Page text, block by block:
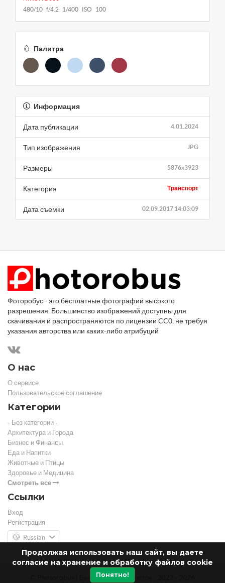
Продолжая использовать наш сайт, вы даете
согласие на хранение и обработку файлов cookie
Понятно!
480/10 f/4.2 1/400 ISO 100
Палитра
Информация
4.01.2024
Дата публикации
JPG
Тип изображения
5876x3923
Размеры
Транспорт
Категория
02.09.2017 14:03:09
Дата съемки
Фоторобус - это бесплатные фотографии высокого
разрешения. Большинство изображений доступны для
скачивания и распространяются по лицензии CC0, не требуя
указания авторства или каких-либо атрибуций
О нас
О сервисе
Пользовательское соглашение
Категории
- Без категории -
Архитектура и Города
Бизнес и Финансы
Еда и Напитки
Животные и Птицы
Здоровье и Медицина
Смотреть все
Ссылки
Вход
Регистрация
Russian
© Photorobus | Бесплатный фотосток - 2022 - 2026